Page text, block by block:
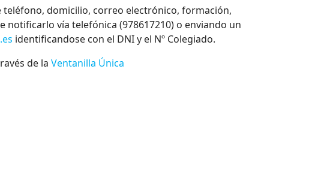
domicilio, correo electrónico, formación,
vía telefónica (978617210) o enviando un
identificandose con el DNI y el Nº Colegiado.
de la Ventanilla Única